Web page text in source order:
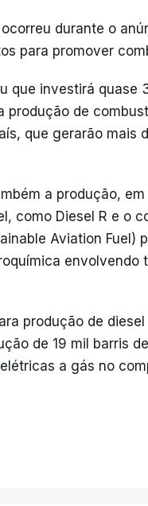
durante o
para promover
que investirá quase
produção de
que gerarão mais
a produção,
como Diesel R e o
Aviation Fuel)
envolvendo
produção de
de 19 mil barris
a gás no